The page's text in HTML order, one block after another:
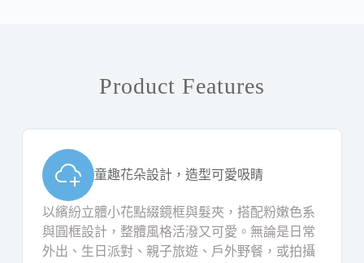
Product Features
童趣花朵設計，造型可愛吸睛
以繽紛立體小花點綴鏡框與髮夾，搭配粉嫩色系
與圓框設計，整體風格活潑又可愛。無論是日常
外出、生日派對、親子旅遊、戶外野餐，或拍攝